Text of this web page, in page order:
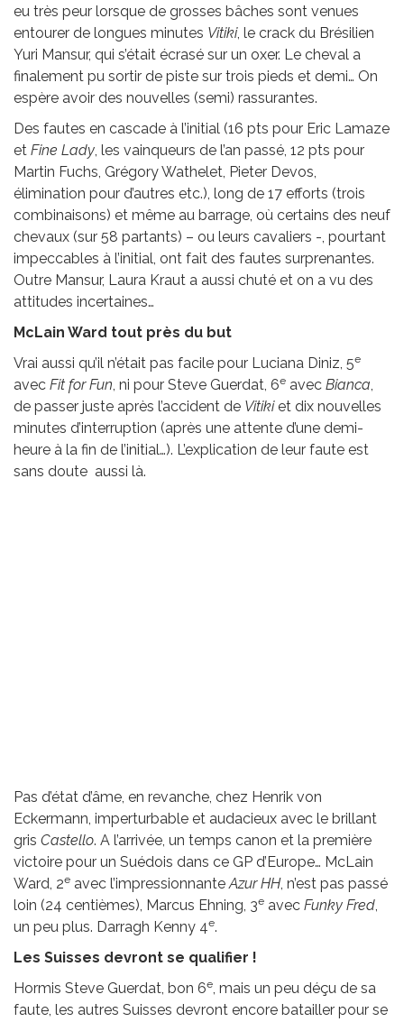
eu très peur lorsque de grosses bâches sont venues
entourer de longues minutes Vitiki, le crack du Brésilien
Yuri Mansur, qui s’était écrasé sur un oxer. Le cheval a
finalement pu sortir de piste sur trois pieds et demi… On
espère avoir des nouvelles (semi) rassurantes.
Des fautes en cascade à l’initial (16 pts pour Eric Lamaze
et Fine Lady, les vainqueurs de l’an passé, 12 pts pour
Martin Fuchs, Grégory Wathelet, Pieter Devos,
élimination pour d’autres etc.), long de 17 efforts (trois
combinaisons) et même au barrage, où certains des neuf
chevaux (sur 58 partants) – ou leurs cavaliers -, pourtant
impeccables à l’initial, ont fait des fautes surprenantes.
Outre Mansur, Laura Kraut a aussi chuté et on a vu des
attitudes incertaines…
McLain Ward tout près du but
Vrai aussi qu’il n’était pas facile pour Luciana Diniz, 5e
avec Fit for Fun, ni pour Steve Guerdat, 6e avec Bianca,
de passer juste après l’accident de Vitikiet dix nouvelles
minutes d’interruption (après une attente d’une demi-
heure à la fin de l’initial…). L’explication de leur faute est
sans doute aussi là.
Pas d’état d’âme, en revanche, chez Henrik von
Eckermann, imperturbable et audacieux avec le brillant
gris Castello. A l’arrivée, un temps canon et la première
victoire pour un Suédois dans ce GP d’Europe… McLain
Ward, 2e avec l’impressionnanteAzur HH, n’est pas passé
loin (24 centièmes), Marcus Ehning, 3e avec Funky Fred,
un peu plus. Darragh Kenny 4e.
Les Suisses devront se qualifier !
Hormis Steve Guerdat, bon 6e, mais un peu déçu de sa
faute, les autres Suisses devront encore batailler pour se